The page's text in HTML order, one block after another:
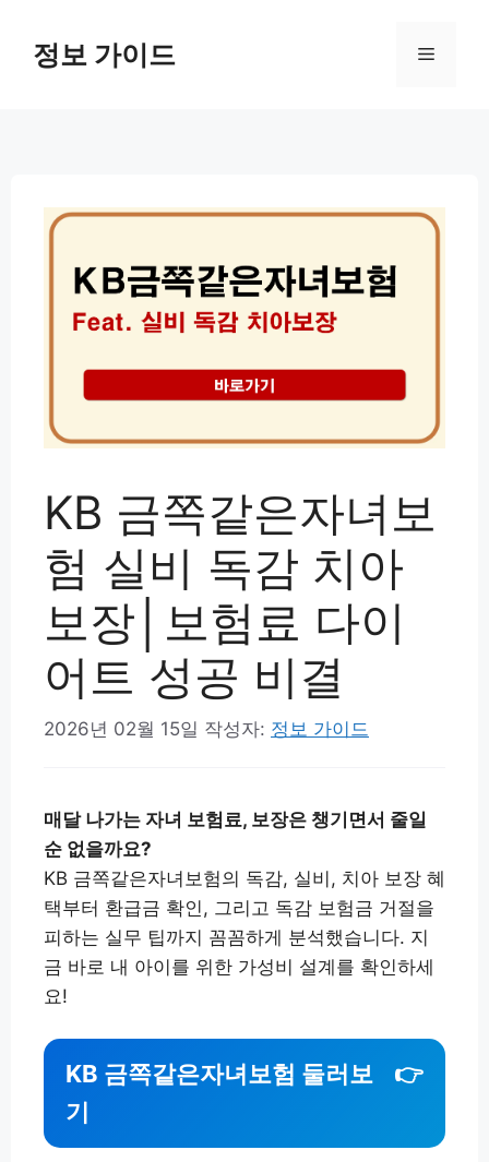
정보 가이드 메
KB 금쪽같은자녀보
험 실비 독감 치아
보장│보험료 다이
어트 성공 비결
2026년 02월 15일 작성자: 정보 가이드
매달 나가는 자녀 보험료, 보장은 챙기면서 줄일
순 없을까요?
KB 금쪽같은자녀보험의 독감, 실비, 치아 보장 혜
택부터 환급금 확인, 그리고 독감 보험금 거절을
피하는 실무 팁까지 꼼꼼하게 분석했습니다. 지
금 바로 내 아이를 위한 가성비 설계를 확인하세
요!
KB 금쪽같은자녀보험 둘러보
기
👉